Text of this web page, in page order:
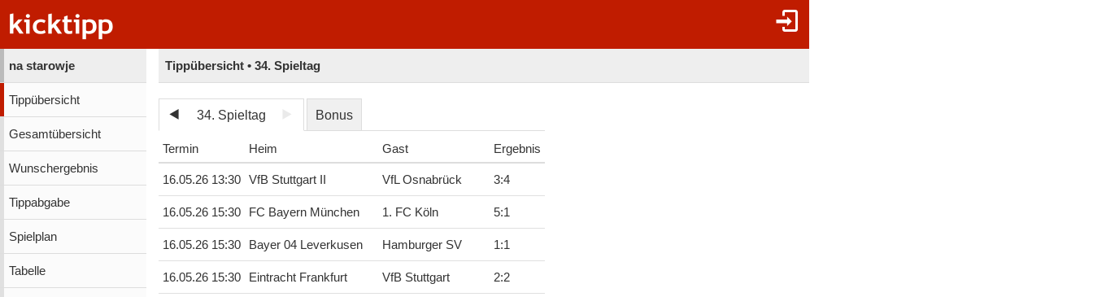
na starowje
Tippübersicht
Gesamtübersicht
Wunschergebnis
Tippabgabe
Spielplan
Tabelle
Tippübersicht • 34. Spieltag
34. Spieltag Bonus
Termin Heim Gast Ergebnis
16.05.26 13:30 VfB Stuttgart II VfL Osnabrück 3:4
16.05.26 15:30 FC Bayern München 1. FC Köln 5:1
16.05.26 15:30 Bayer 04 Leverkusen Hamburger SV 1:1
16.05.26 15:30 Eintracht Frankfurt VfB Stuttgart 2:2